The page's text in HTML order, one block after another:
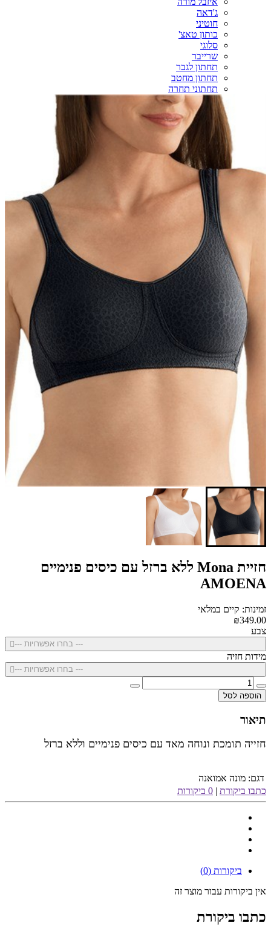
ג'דאה
חוטיני
כותון טאצ'
סלוגי
שרייבר
תחתון לגבר
תחתון מחטב
תחתוני תחרה
חזיית Mona ללא ברזל עם כיסים פנימיים
AMOENA
זמינות: קיים במלאי
₪349.00
צבע
--- בחרו אפשרויות ---
מידות חזיה
--- בחרו אפשרויות ---
הוספה לסל
תיאור
חזייה תומכת ונוחה מאד עם כיסים פנימיים וללא ברזל
דגם: מונה אמואנה
כתבו ביקורת | 0 ביקורות
ביקורות (0)
אין ביקורות עבור מוצר זה
כתבו ביקורת